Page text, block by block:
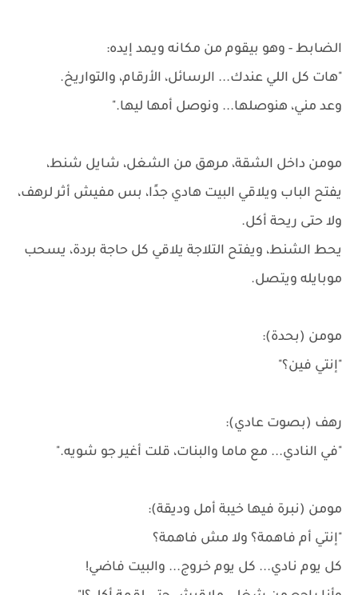
الضابط - وهو بيقوم من مكانه ويمد إيده:
"هات كل اللي عندك... الرسائل، الأرقام، والتواريخ.
وعد مني، هنوصلها... ونوصل أمها ليها."
مومن داخل الشقة، مرهق من الشغل، شايل شنط،
يفتح الباب ويلاقي البيت هادي جدًا، بس مفيش أثر لرهف،
ولا حتى ريحة أكل.
يحط الشنط، ويفتح التلاجة يلاقي كل حاجة بردة، يسحب
موبايله ويتصل.
مومن (بحدة):
"إنتي فين؟"
رهف (بصوت عادي):
"في النادي... مع ماما والبنات، قلت أغير جو شويه."
مومن (نبرة فيها خيبة أمل وديقة):
"إنتي أم فاهمة؟ ولا مش فاهمة؟
كل يوم نادي... كل يوم خروج... والبيت فاضي!